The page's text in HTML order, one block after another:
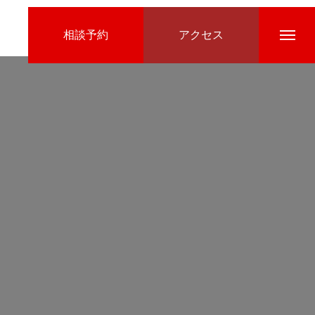
相談予約 アクセス